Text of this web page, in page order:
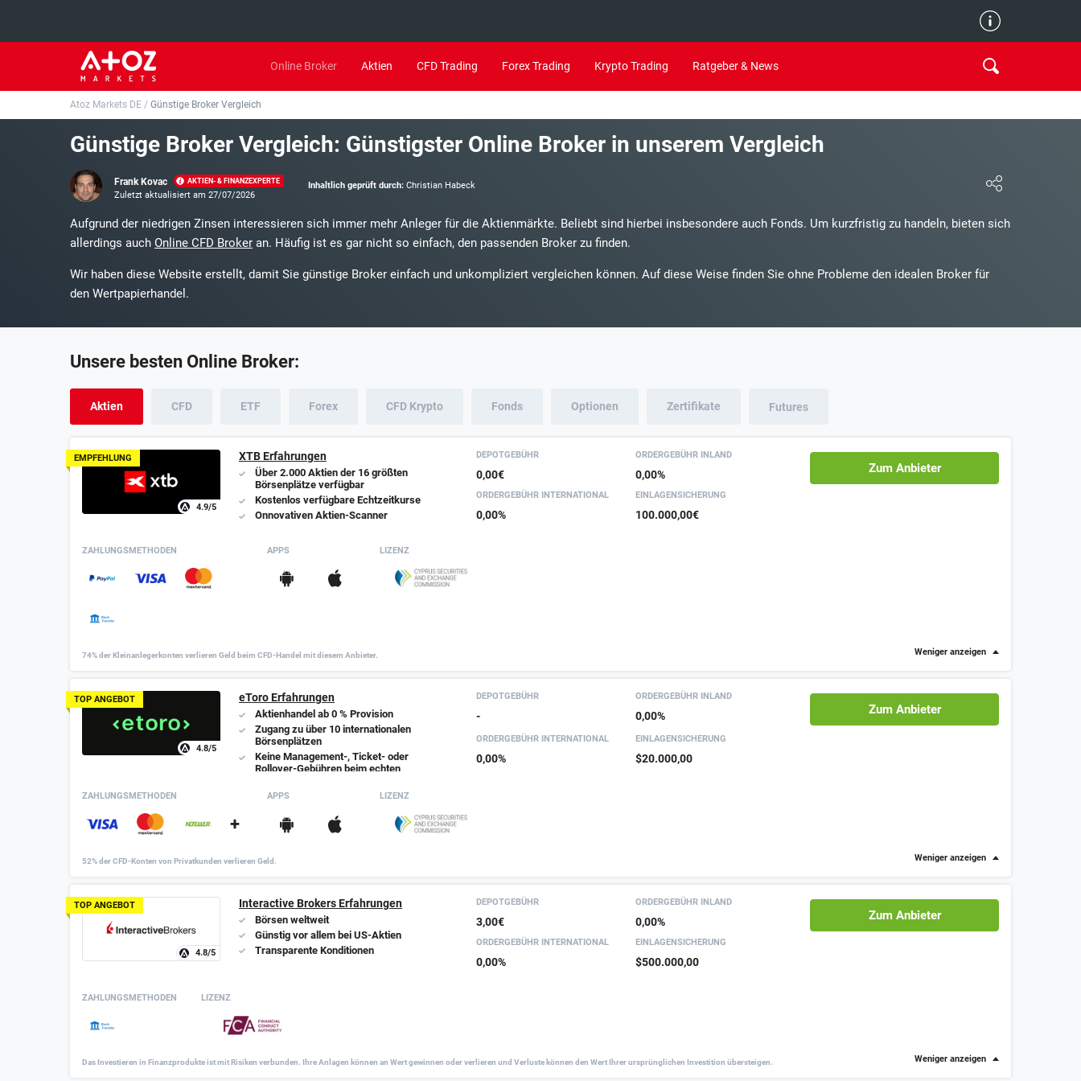
Online Broker
Top 20 Anbieter
02. Capital.com Erfahrungen
03. Pepperstone Erfahrungen
05. eToro Erfahrungen
06. ActivTrades Erfahrungen
07. IQ Option Erfahrungen
12. Consorsbank Broker Erfahrungen
15. IG Erfahrungen
Kostenlose Online Broker
Kostenlos traden
Aktien CFD Trading Forex Trading Krypto Trading Ratgeber & News
Atoz Markets DE / Günstige Broker Vergleich
Günstige Broker Vergleich: Günstigster Online Broker in unserem Vergleich
Frank Kovac AKTIEN- & FINANZEXPERTE
Zuletzt aktualisiert am 27/07/2026
Inhaltlich geprüft durch: Christian Habeck
Aufgrund der niedrigen Zinsen interessieren sich immer mehr Anleger für die Aktienmärkte. Beliebt sind hierbei insbesondere auch Fonds. Um kurzfristig zu handeln, bieten sich
allerdings auch Online CFD Broker an. Häufig ist es gar nicht so einfach, den passenden Broker zu finden.
Wir haben diese Website erstellt, damit Sie günstige Broker einfach und unkompliziert vergleichen können. Auf diese Weise finden Sie ohne Probleme den idealen Broker für
den Wertpapierhandel.
Unsere besten Online Broker:
Aktien CFD ETF Forex CFD Krypto Fonds Optionen Zertifikate Futures
EMPFEHLUNG
4.9/5
XTB Erfahrungen
Über 2.000 Aktien der 16 größten
Börsenplätze verfügbar
Kostenlos verfügbare Echtzeitkurse
Onnovativen Aktien-Scanner
DEPOTGEBÜHR
0,00€
ORDER­GEBÜHR INLAND
0,00%
ORDER­GEBÜHR INTER­NATIONAL
0,00%
EINLAGEN­SICHERUNG
100.000,00€
Zum Anbieter
ZAHLUNGSMETHODEN APPS LIZENZ
74% der Kleinanlegerkonten verlieren Geld beim CFD-Handel mit diesem Anbieter. Weniger anzeigen
TOP ANGEBOT
4.8/5
eToro Erfahrungen
Aktienhandel ab 0 % Provision
Zugang zu über 10 internationalen
Börsenplätzen
Keine Management-, Ticket- oder
Rollover-Gebühren beim echten
DEPOTGEBÜHR
-
ORDER­GEBÜHR INLAND
0,00%
ORDER­GEBÜHR INTER­NATIONAL
0,00%
EINLAGEN­SICHERUNG
$20.000,00
Zum Anbieter
ZAHLUNGSMETHODEN
+
APPS LIZENZ
52% der CFD-Konten von Privatkunden verlieren Geld. Weniger anzeigen
TOP ANGEBOT
4.8/5
Interactive Brokers Erfahrungen
Börsen weltweit
Günstig vor allem bei US-Aktien
Transparente Konditionen
DEPOTGEBÜHR
3,00€
ORDER­GEBÜHR INLAND
0,00%
ORDER­GEBÜHR INTER­NATIONAL
0,00%
EINLAGEN­SICHERUNG
$500.000,00
Zum Anbieter
ZAHLUNGSMETHODEN LIZENZ
Das Investieren in Finanzprodukte ist mit Risiken verbunden. Ihre Anlagen können an Wert gewinnen oder verlieren und Verluste können den Wert Ihrer ursprünglichen Investition übersteigen. Weniger anzeigen